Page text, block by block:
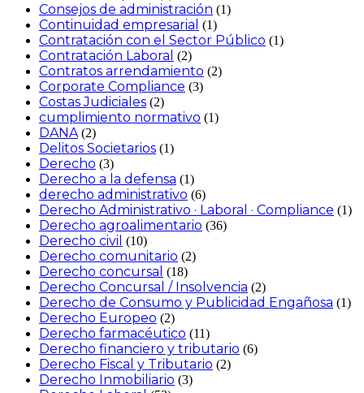
Consejos de administración (1)
Continuidad empresarial (1)
Contratación con el Sector Público (1)
Contratación Laboral (2)
Contratos arrendamiento (2)
Corporate Compliance (3)
Costas Judiciales (2)
cumplimiento normativo (1)
DANA (2)
Delitos Societarios (1)
Derecho (3)
Derecho a la defensa (1)
derecho administrativo (6)
Derecho Administrativo · Laboral · Compliance (1)
Derecho agroalimentario (36)
Derecho civil (10)
Derecho comunitario (2)
Derecho concursal (18)
Derecho Concursal / Insolvencia (2)
Derecho de Consumo y Publicidad Engañosa (1)
Derecho Europeo (2)
Derecho farmacéutico (11)
Derecho financiero y tributario (6)
Derecho Fiscal y Tributario (2)
Derecho Inmobiliario (3)